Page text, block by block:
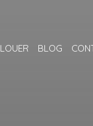
LOUER BLOG